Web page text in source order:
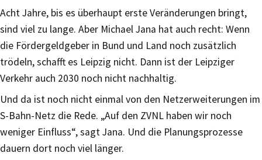
Acht Jahre, bis es überhaupt erste Veränderungen bringt,
sind viel zu lange. Aber Michael Jana hat auch recht: Wenn
die Fördergeldgeber in Bund und Land noch zusätzlich
trödeln, schafft es Leipzig nicht. Dann ist der Leipziger
Verkehr auch 2030 noch nicht nachhaltig.
Und da ist noch nicht einmal von den Netzerweiterungen im
S-Bahn-Netz die Rede. „Auf den ZVNL haben wir noch
weniger Einfluss“, sagt Jana. Und die Planungsprozesse
dauern dort noch viel länger.